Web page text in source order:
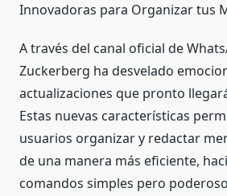
Innovadoras para Organizar tus
A través del canal oficial de
Zuckerberg ha desvelado
actualizaciones que pronto
Estas nuevas características
usuarios organizar y redactar
de una manera más eficiente,
comandos simples pero